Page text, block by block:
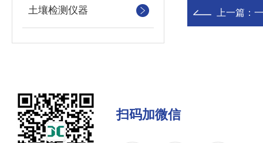
土壤检测仪器 上一篇：
扫码加微信